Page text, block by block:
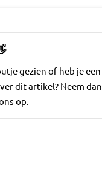
gezien of heb je een
dit artikel? Neem dan
op.